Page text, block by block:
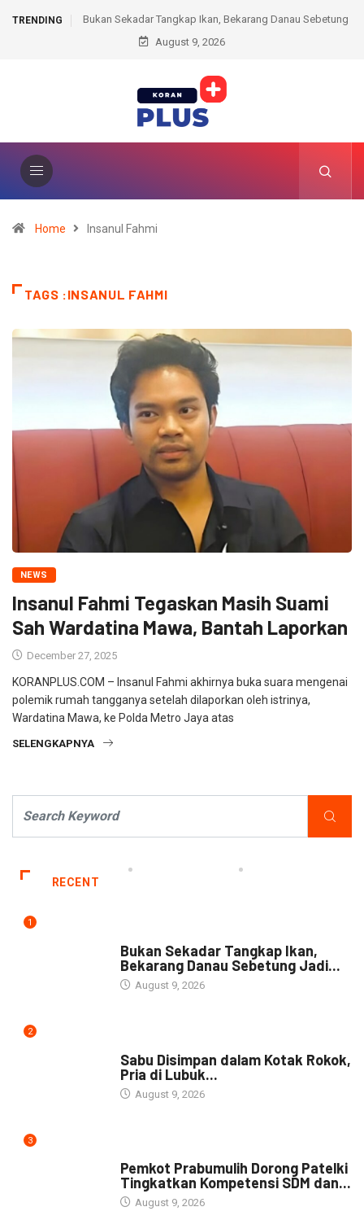
TRENDING
Ikan, Bekarang Danau Sebetung Sabu Disimpan dalam Kotak Rokok, Pria
August 9, 2026
Home Insanul Fahmi
TAGS :INSANUL FAHMI
NEWS
Insanul Fahmi Tegaskan Masih Suami
Sah Wardatina Mawa, Bantah Laporkan
December 27, 2025
KORANPLUS.COM – Insanul Fahmi akhirnya buka suara mengenai
polemik rumah tangganya setelah dilaporkan oleh istrinya,
Wardatina Mawa, ke Polda Metro Jaya atas
SELENGKAPNYA
RECENT
1
Bukan Sekadar Tangkap Ikan,
Bekarang Danau Sebetung Jadi...
August 9, 2026
2
Sabu Disimpan dalam Kotak Rokok,
Pria di Lubuk...
August 9, 2026
3
Pemkot Prabumulih Dorong Patelki
Tingkatkan Kompetensi SDM dan...
August 9, 2026